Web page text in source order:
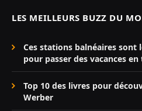
LES MEILLEURS BUZZ DU
Ces stations balnéaires sont
pour passer des vacances
Top 10 des livres pour
Werber